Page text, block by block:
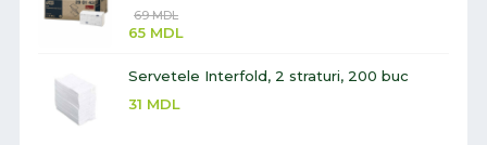
69MDL
65 MDL
Servetele Interfold, 2 straturi, 200 buc
31 MDL